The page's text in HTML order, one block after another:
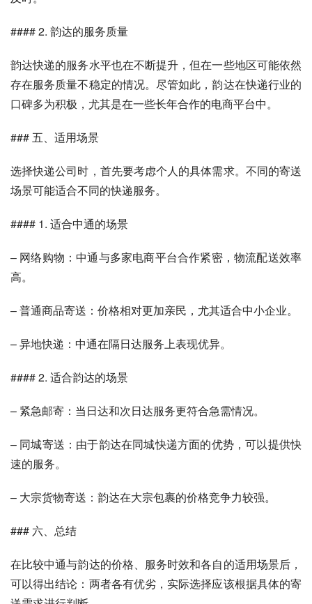
#### 2. 韵达的服务质量
韵达快递的服务水平也在不断提升，但在一些地区可能依然
存在服务质量不稳定的情况。尽管如此，韵达在快递行业的
口碑多为积极，尤其是在一些长年合作的电商平台中。
### 五、适用场景
选择快递公司时，首先要考虑个人的具体需求。不同的寄送
场景可能适合不同的快递服务。
#### 1. 适合中通的场景
– 网络购物：中通与多家电商平台合作紧密，物流配送效率
高。
– 普通商品寄送：价格相对更加亲民，尤其适合中小企业。
– 异地快递：中通在隔日达服务上表现优异。
#### 2. 适合韵达的场景
– 紧急邮寄：当日达和次日达服务更符合急需情况。
– 同城寄送：由于韵达在同城快递方面的优势，可以提供快
速的服务。
– 大宗货物寄送：韵达在大宗包裹的价格竞争力较强。
### 六、总结
在比较中通与韵达的价格、服务时效和各自的适用场景后，
可以得出结论：两者各有优劣，实际选择应该根据具体的寄